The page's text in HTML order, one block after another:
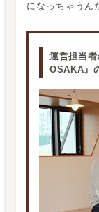
になっちゃうん
運営担当
OSAKA』